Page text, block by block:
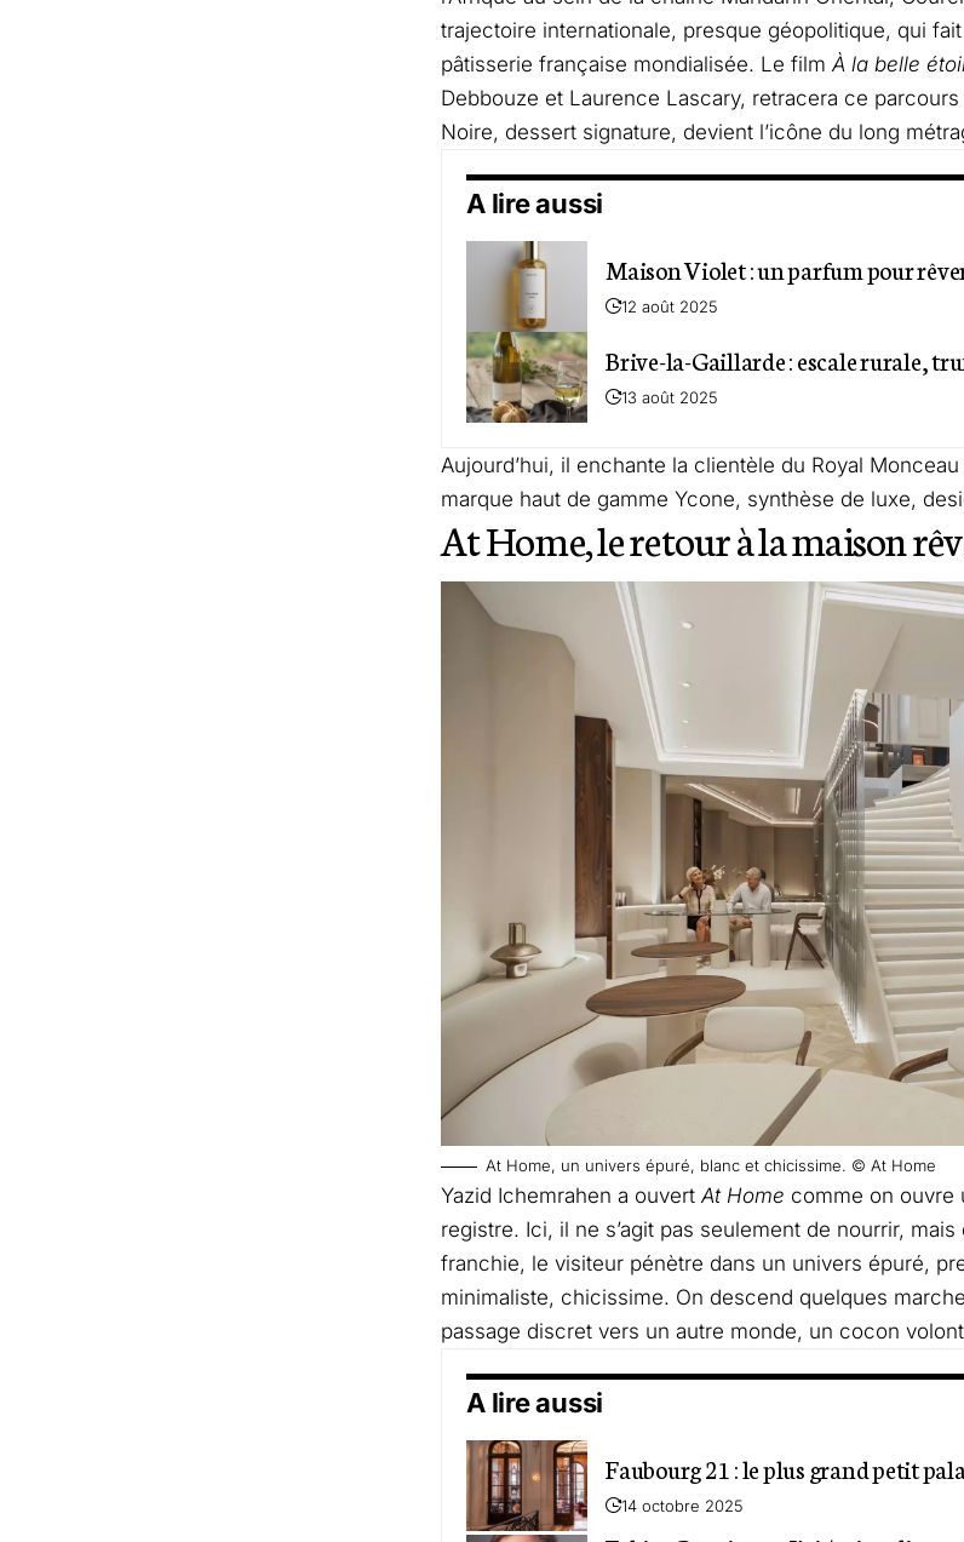
trajectoire internationale, presque géopolitique, qui fait
pâtisserie française mondialisée. Le film À la belle
Debbouze et Laurence Lascary, retracera ce
Noire, dessert signature, devient l’icône du long
A lire aussi
Maison Violet : un parfum pour
12 août 2025
Brive-la-Gaillarde : escale rurale,
13 août 2025
Aujourd’hui, il enchante la clientèle du Royal
marque haut de gamme Ycone, synthèse de luxe,
At Home, le retour à la maison
At Home, un univers épuré, blanc et chicissime. © At Home
Yazid Ichemrahen a ouvert At Home comme on ouvre
registre. Ici, il ne s’agit pas seulement de nourrir,
franchie, le visiteur pénètre dans un univers épuré,
minimaliste, chicissime. On descend quelques
passage discret vers un autre monde, un cocon
A lire aussi
Faubourg 21 : le plus grand petit
14 octobre 2025